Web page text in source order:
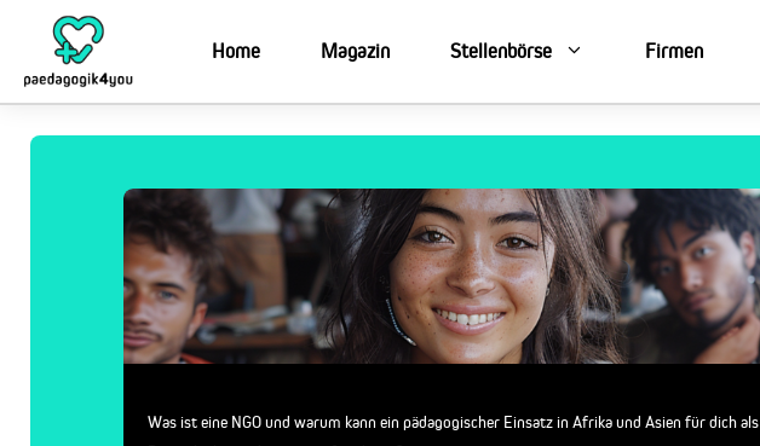
Home Magazin Stellenbörse Firmen
Was ist eine NGO und warum kann ein pädagogischer Einsatz in Afrika und Asien für dich als